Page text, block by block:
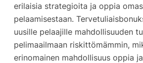
erilaisia strategioita ja oppia
pelaamisestaan.
uusille pelaajille mahdollisuuden
pelimaailmaan riskittömämmin,
erinomainen mahdollisuus oppia